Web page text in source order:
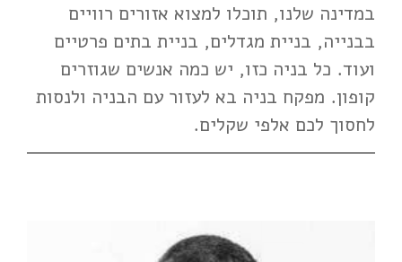
במדינה שלנו, תוכלו למצוא אזורים רוויים
בבנייה, בניית מגדלים, בניית בתים פרטיים
ועוד. כל בניה כזו, יש כמה אנשים שגוזרים
קופון. מפקח בניה בא לעזור עם הבניה ולנסות
לחסוך לכם אלפי שקלים.